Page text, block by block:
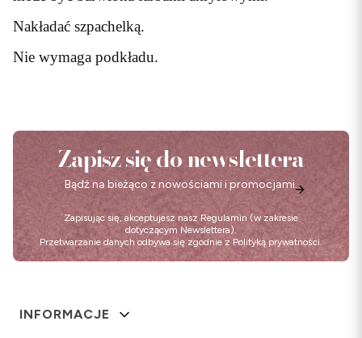
Nakładać szpachelką.
Nie wymaga podkładu.
Zapisz się do newslettera
Bądź na bieżąco z nowościami i promocjami.
Zapisując się, akceptujesz nasz Regulamin (w zakresie
dotyczącym Newslettera).
Przetwarzanie danych odbywa się zgodnie z Polityką prywatności.
Linki w stopce
INFORMACJE